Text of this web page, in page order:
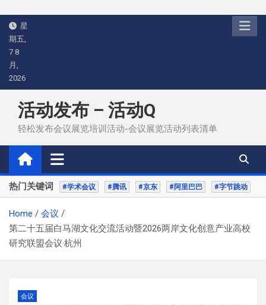
Skip
content
星
期五,
7 8
月,
2026
活动发布 – 活动Q
轻松发布会议展览培训活动-会议展览活动列表清单
热门关键词 #学术会议 #腾讯 #京东 #阿里巴巴 #字节跳动
Home
会议
第二十五届白马湖文化交流活动暨2026两岸文化创意产业高校
研究联盟会议·杭州
会议